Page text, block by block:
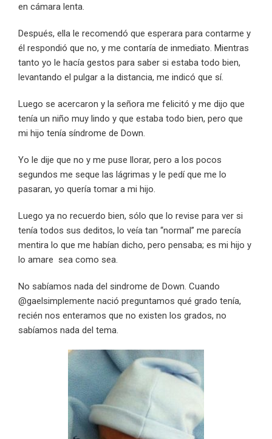
en cámara lenta.
Después, ella le recomendó que esperara para contarme y
él respondió que no, y me contaría de inmediato. Mientras
tanto yo le hacía gestos para saber si estaba todo bien,
levantando el pulgar a la distancia, me indicó que sí.
Luego se acercaron y la señora me felicitó y me dijo que
tenía un niño muy lindo y que estaba todo bien, pero que
mi hijo tenía síndrome de Down.
Yo le dije que no y me puse llorar, pero a los pocos
segundos me seque las lágrimas y le pedí que me lo
pasaran, yo quería tomar a mi hijo.
Luego ya no recuerdo bien, sólo que lo revise para ver si
tenía todos sus deditos, lo veía tan “normal” me parecía
mentira lo que me habían dicho, pero pensaba; es mi hijo y
lo amare sea como sea.
No sabíamos nada del sindrome de Down. Cuando
@gaelsimplemente nació preguntamos qué grado tenía,
recién nos enteramos que no existen los grados, no
sabíamos nada del tema.